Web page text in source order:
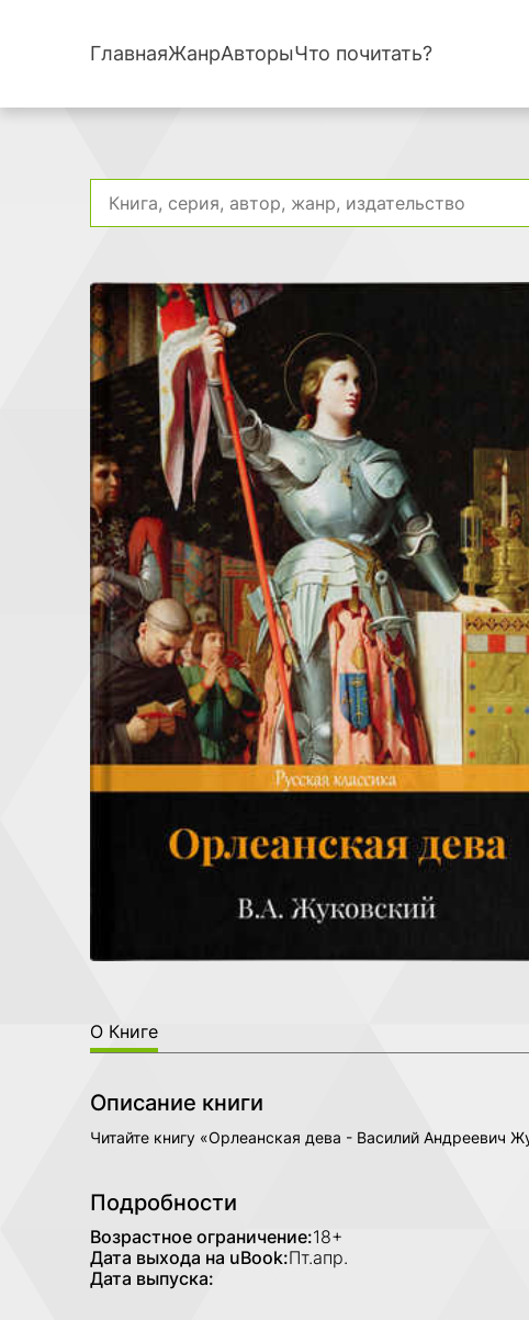
ГлавнаяЖанрАвторыЧто почитать?
О Книге
Описание книги
Читайте книгу «Орлеанская дева - Василий Андреевич
Подробности
Возрастное ограничение:18+
Дата выхода на uBook:Пт.апр.
Дата выпуска: